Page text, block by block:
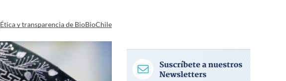
Ética y transparencia de BioBioChile